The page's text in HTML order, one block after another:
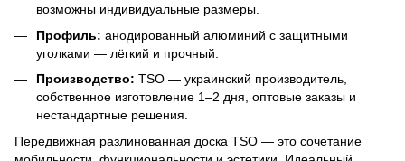
возможны индивидуальные размеры.
Профиль: анодированный алюминий с защитными
уголками — лёгкий и прочный.
Производство: TSO — украинский производитель,
собственное изготовление 1–2 дня, оптовые заказы и
нестандартные решения.
Передвижная разлинованная доска TSO — это сочетание